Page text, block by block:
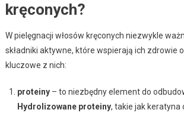
kręconych?
W pielęgnacji włosów kręconych niezwykle
składniki aktywne, które wspierają ich zdrowie
kluczowe z nich:
proteiny– to niezbędny element do
Hydrolizowane proteiny, takie jak keratyna